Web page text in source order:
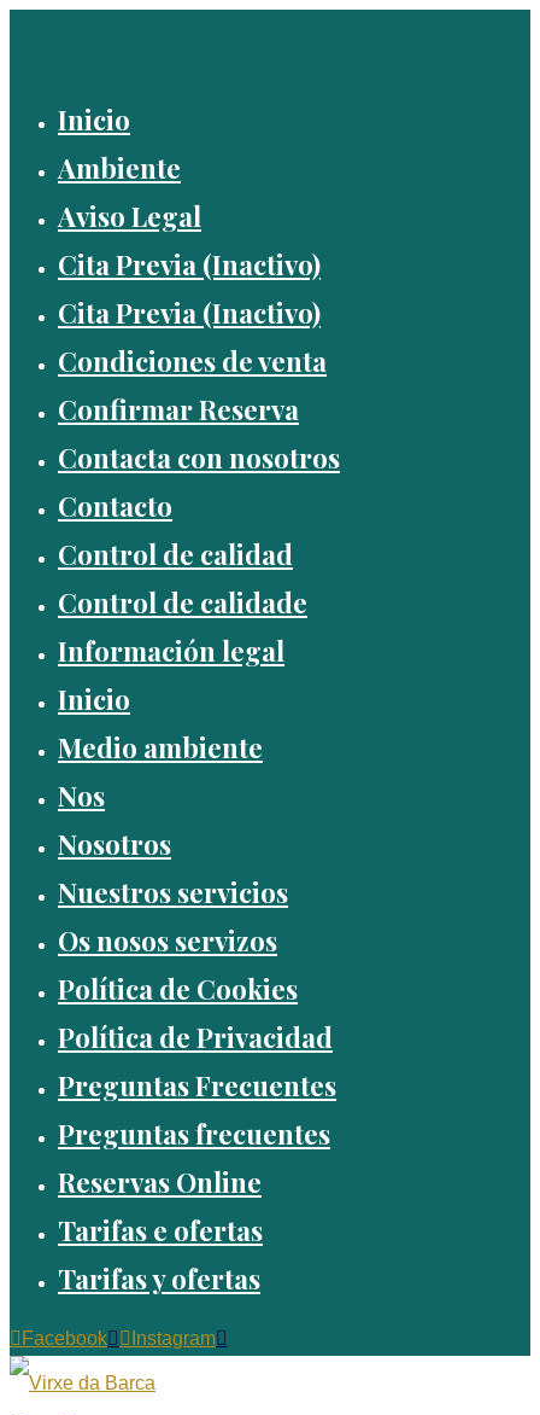
Inicio
Ambiente
Aviso Legal
Cita Previa (Inactivo)
Cita Previa (Inactivo)
Condiciones de venta
Confirmar Reserva
Contacta con nosotros
Contacto
Control de calidad
Control de calidade
Información legal
Inicio
Medio ambiente
Nos
Nosotros
Nuestros servicios
Os nosos servizos
Política de Cookies
Política de Privacidad
Preguntas Frecuentes
Preguntas frecuentes
Reservas Online
Tarifas e ofertas
Tarifas y ofertas
Facebook Instagram